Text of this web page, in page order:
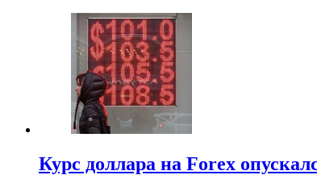
Курс доллара на Forex